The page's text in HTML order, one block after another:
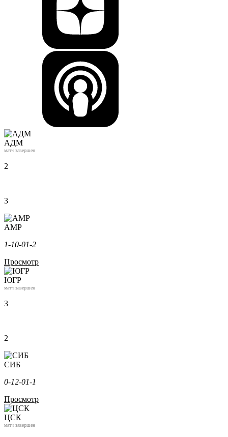
АДМ
матч завершен
2
3
АМР
1-10-01-2
Просмотр
ЮГР
матч завершен
3
2
СИБ
0-12-01-1
Просмотр
ЦСК
матч завершен